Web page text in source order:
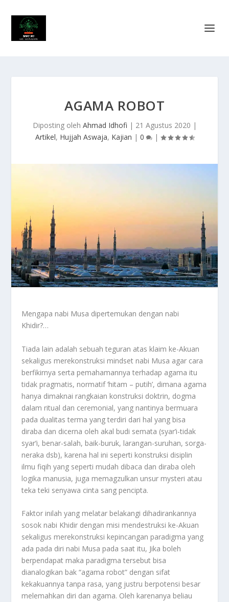
AGAMA ROBOT
Diposting oleh Ahmad Idhofi | 21 Agustus 2020 |
Artikel, Hujjah Aswaja, Kajian | 0 |
Mengapa nabi Musa dipertemukan dengan nabi
Khidir?…
Tiada lain adalah sebuah teguran atas klaim ke-Akuan
sekaligus merekonstruksi mindset nabi Musa agar cara
berfikirnya serta pemahamannya terhadap agama itu
tidak pragmatis, normatif ‘hitam – putih’, dimana agama
hanya dimaknai rangkaian konstruksi doktrin, dogma
dalam ritual dan ceremonial, yang nantinya bermuara
pada dualitas terma yang terdiri dari hal yang bisa
diraba dan dicerna oleh akal budi semata (syar’i-tidak
syar’i, benar-salah, baik-buruk, larangan-suruhan, sorga-
neraka dsb), karena hal ini seperti konstruksi disiplin
ilmu fiqih yang seperti mudah dibaca dan diraba oleh
logika manusia, juga memagzulkan unsur mysteri atau
teka teki senyawa cinta sang pencipta.
Faktor inilah yang melatar belakangi dihadirankannya
sosok nabi Khidir dengan misi mendestruksi ke-Akuan
sekaligus merekonstruksi kepincangan paradigma yang
ada pada diri nabi Musa pada saat itu, Jika boleh
berpendapat maka paradigma tersebut bisa
dianalogikan bak “agama robot” dengan sifat
kekakuannya tanpa rasa, yang justru berpotensi besar
melemahkan diri dan agama. Oleh karenanya beliau